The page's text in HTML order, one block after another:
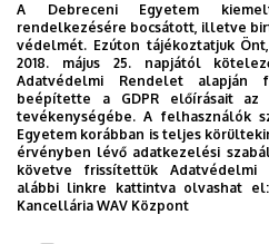
A Debreceni Egyetem
rendelkezésére bocsátott, illetve
védelmét. Ezúton tájékoztatjuk
2018. május 25. napjától
Adatvédelmi Rendelet alapján
beépítette a GDPR előírásait az
tevékenységébe. A felhasználók
Egyetem korábban is teljes
érvényben lévő adatkezelési
követve frissítettük Adatvédelmi
alábbi linkre kattintva olvashat
Kancellária WAV Központ
lehetőséget biztosítani (azt
módunkban.
Szükséges, hogy
tartózkodási helyén a
felügyelet, valamint
egészségügyi ellátáshoz
legyen.